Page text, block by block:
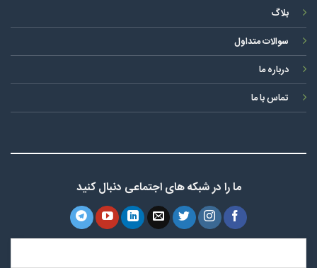
بلاگ
سوالات متداول
درباره ما
تماس با ما
ما را در شبکه های اجتماعی دنبال کنید